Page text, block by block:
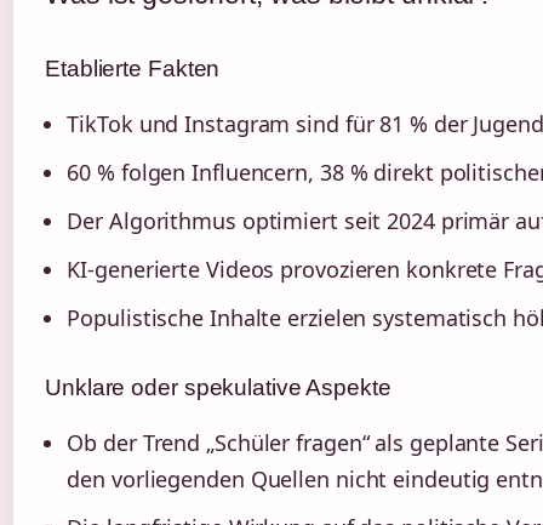
Etablierte Fakten
TikTok und Instagram sind für 81 % der
60 % folgen Influencern, 38 % direkt
Der Algorithmus optimiert seit 2024 primär
KI-generierte Videos provozieren konkrete
Populistische Inhalte erzielen systematisch
Unklare oder spekulative Aspekte
Ob der Trend „Schüler fragen“ als geplante
den vorliegenden Quellen nicht eindeutig